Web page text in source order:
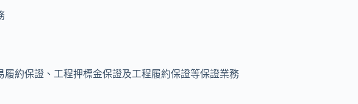
約保證、工程押標金保證及工程履約保證等保證業務